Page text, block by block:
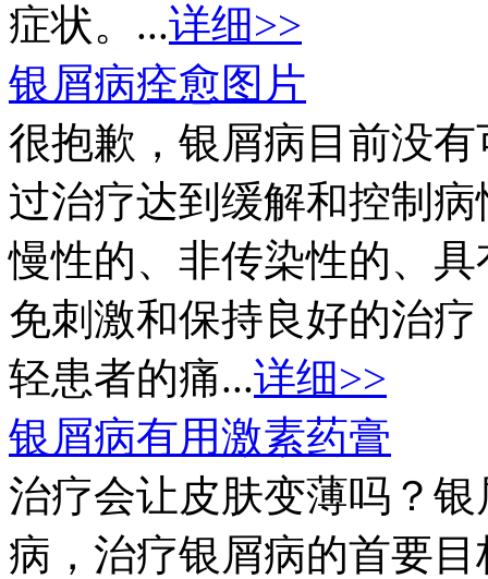
症状。...详细>>
银屑病痊愈图片
很抱歉，银屑病目前没
过治疗达到缓解和控制
慢性的、非传染性的、
免刺激和保持良好的治
轻患者的痛...详细>>
银屑病有用激素药膏
治疗会让皮肤变薄吗？
病，治疗银屑病的首要